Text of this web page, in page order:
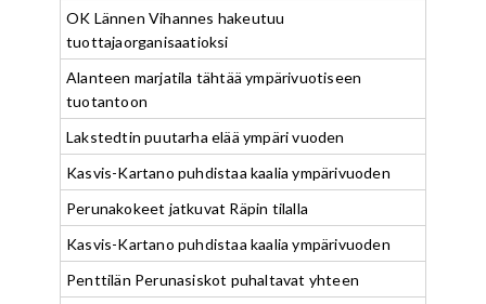
OK Lännen Vihannes hakeutuu
tuottajaorganisaatioksi
Alanteen marjatila tähtää ympärivuotiseen
tuotantoon
Lakstedtin puutarha elää ympäri vuoden
Kasvis-Kartano puhdistaa kaalia ympärivuoden
Perunakokeet jatkuvat Räpin tilalla
Kasvis-Kartano puhdistaa kaalia ympärivuoden
Penttilän Perunasiskot puhaltavat yhteen